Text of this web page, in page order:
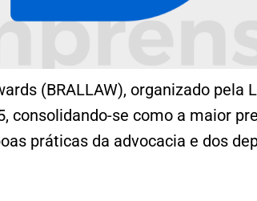
(BRALLAW), organizado pela
consolidando-se como a maior
práticas da advocacia e dos